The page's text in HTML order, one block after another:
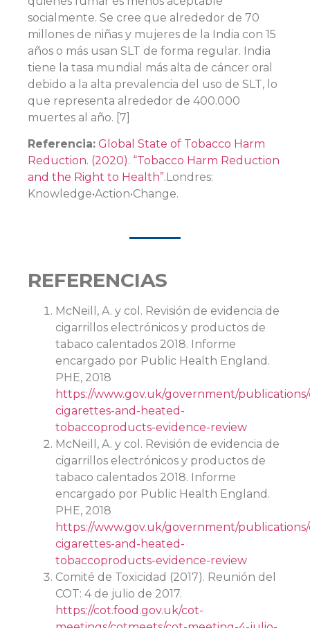
socialmente. Se cree que alrededor de 70
millones de niñas y mujeres de la India con 15
años o más usan SLT de forma regular. India
tiene la tasa mundial más alta de cáncer oral
debido a la alta prevalencia del uso de SLT, lo
que representa alrededor de 400.000
muertes al año. [7]
Referencia: Global State of Tobacco Harm
Reduction. (2020). “Tobacco Harm Reduction
and the Right to Health”. Londres:
Knowledge•Action•Change.
REFERENCIAS
McNeill, A. y col. Revisión de evidencia de
cigarrillos electrónicos y productos de
tabaco calentados 2018. Informe
encargado por Public Health England.
PHE, 2018
https://www.gov.uk/government/
cigarettes-and-heated-
tobaccoproducts-evidence-review
McNeill, A. y col. Revisión de evidencia de
cigarrillos electrónicos y productos de
tabaco calentados 2018. Informe
encargado por Public Health England.
PHE, 2018
https://www.gov.uk/government/
cigarettes-and-heated-
tobaccoproducts-evidence-review
Comité de Toxicidad (2017). Reunión del
COT: 4 de julio de 2017.
https://cot.food.gov.uk/cot-